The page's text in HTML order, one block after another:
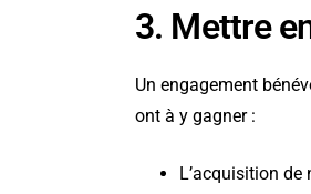
3. Mettre
Un engagement
ont à y gagner :
L’acquisition